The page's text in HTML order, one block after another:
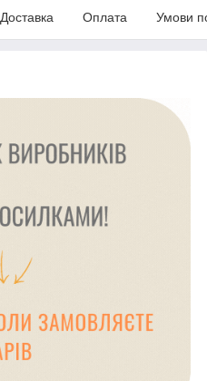
Доставка Оплата Умови